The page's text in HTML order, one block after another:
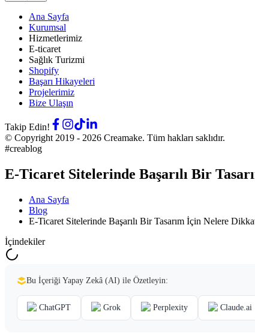
Ana Sayfa
Kurumsal
Hizmetlerimiz
E-ticaret
Sağlık Turizmi
Shopify
Başarı Hikayeleri
Projelerimiz
Bize Ulaşın
Takip Edin!
© Copyright 2019 - 2026 Creamake. Tüm hakları saklıdır.
#creablog
E-Ticaret Sitelerinde Başarılı Bir
Ana Sayfa
Blog
E-Ticaret Sitelerinde Başarılı Bir Tasarım İçin Nelere
İçindekiler
Bu İçeriği Yapay Zekâ (AI) ile Özetleyin:
ChatGPT Grok Perplexity Claude.ai